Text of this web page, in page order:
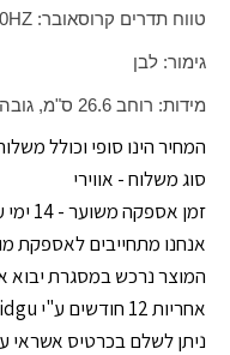
טווח תדרים קרוסאובר: HZ
-
גימור: לבן
מידות: רוחב 26.6 ס"מ, גובה 31.1 ס"מ, עומק 27.8
המחיר הינו סופי וכולל
סוג משלוח - אווירי
זמן אספקה משוער - 14 ימי עסקים
אנחנו מתחייבים לאספקת
המוצר נרכש במסגרת
אחריות 12 חודשים ע"י idgu
ניתן לשלם בכרטיס אשראי עד 12 תשלומים (בתוספת